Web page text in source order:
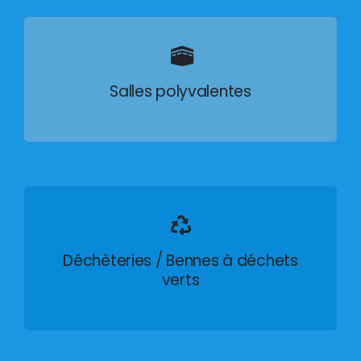
Salles polyvalentes
Déchèteries / Bennes à déchets
verts